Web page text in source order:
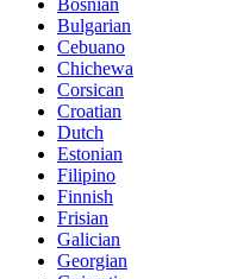
Bosnian
Bulgarian
Cebuano
Chichewa
Corsican
Croatian
Dutch
Estonian
Filipino
Finnish
Frisian
Galician
Georgian